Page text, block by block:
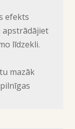
efekts
apstrādājiet
līdzekli.
mazāk